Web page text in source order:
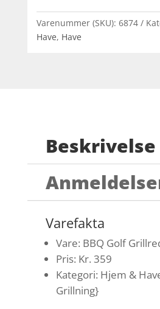
Varenummer (SKU): 6874
Have, Have
Beskrivelse
Varefakta
Vare: BBQ Golf
Pris: Kr. 359
Kategori: Hjem &
Grillning}